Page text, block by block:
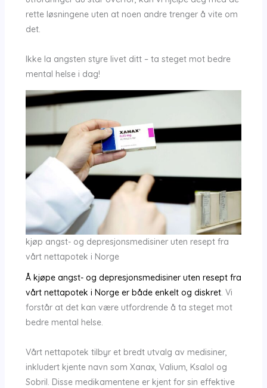
rette løsningene uten at noen andre trenger å vite om
det.
Ikke la angsten styre livet ditt – ta steget mot bedre
mental helse i dag!
kjøp angst- og depresjonsmedisiner uten resept fra
vårt nettapotek i Norge
Å kjøpe angst- og depresjonsmedisiner uten resept fra
vårt nettapotek i Norge er både enkelt og diskret. Vi
forstår at det kan være utfordrende å ta steget mot
bedre mental helse.
Vårt nettapotek tilbyr et bredt utvalg av medisiner,
inkludert kjente navn som Xanax, Valium, Ksalol og
Sobril. Disse medikamentene er kjent for sin effektive